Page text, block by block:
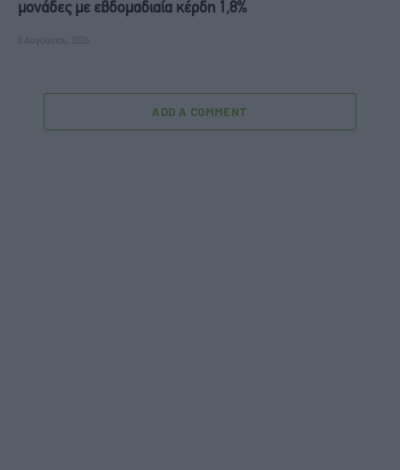
μονάδες με εβδομαδιαία κέρδη 1,8%
8 Αυγούστου, 2026
ADD A COMMENT